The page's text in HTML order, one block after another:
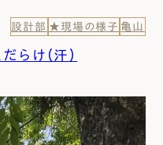
設計部 ★現場の様子 亀山
らけ（汗）